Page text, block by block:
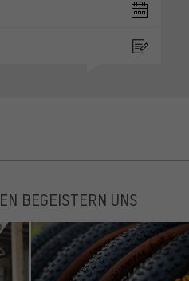
BEGEISTERN UNS